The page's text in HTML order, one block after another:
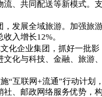
、共同配送等新模式。
发展全域旅游。加强旅
入增长12%。
化企业集团，抓好一批影
化与科技、金融、旅游
“互联网+流通”行动计划
、邮政网络服务优势，